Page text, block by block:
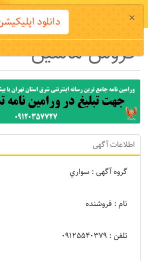
فروش ماشین
اطلاعات آگهی
گروه آگهی : سواري
نام : فروشنده
تلفن : 09125540379
× دانلود اپلیکیشن